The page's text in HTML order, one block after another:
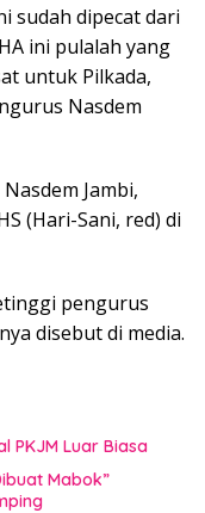
sudah dipecat dari
ini pulalah yang
untuk Pilkada,
Nasdem
Jambi,
(Hari-Sani, red) di
pengurus
disebut di media.
PKJM Luar Biasa
Mabok”